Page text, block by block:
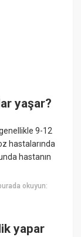
yaşar?
9-12
hastalarında
hastanın
okuyun:
yapar